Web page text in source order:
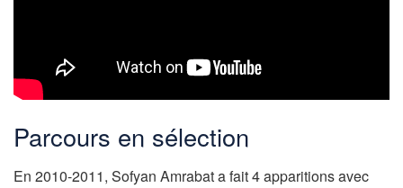
Parcours en sélection
En 2010-2011, Sofyan Amrabat a fait 4 apparitions avec